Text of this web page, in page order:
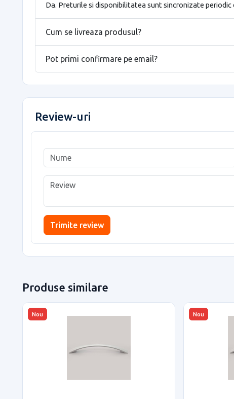
Da. Preturile si disponibilitatea sunt sincronizate periodic
Cum se livreaza produsul?
Pot primi confirmare pe email?
Review-uri
Trimite review
Produse similare
Nou Nou